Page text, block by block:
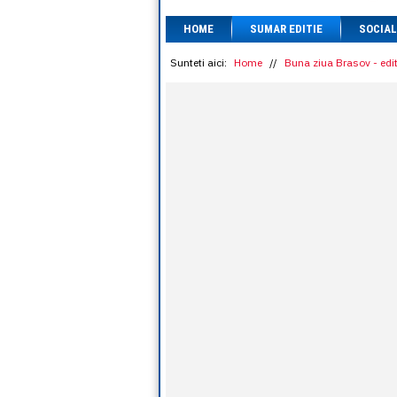
HOME SUMAR EDITIE SOCIAL
Sunteti aici: Home // Buna ziua Brasov -